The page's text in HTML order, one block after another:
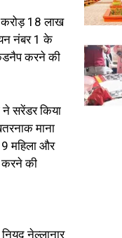
करोड़ 18 लाख
नंबर 1 के
करने की
सरेंडर किया
माना
9 महिला और
करने की
नेल्लानार